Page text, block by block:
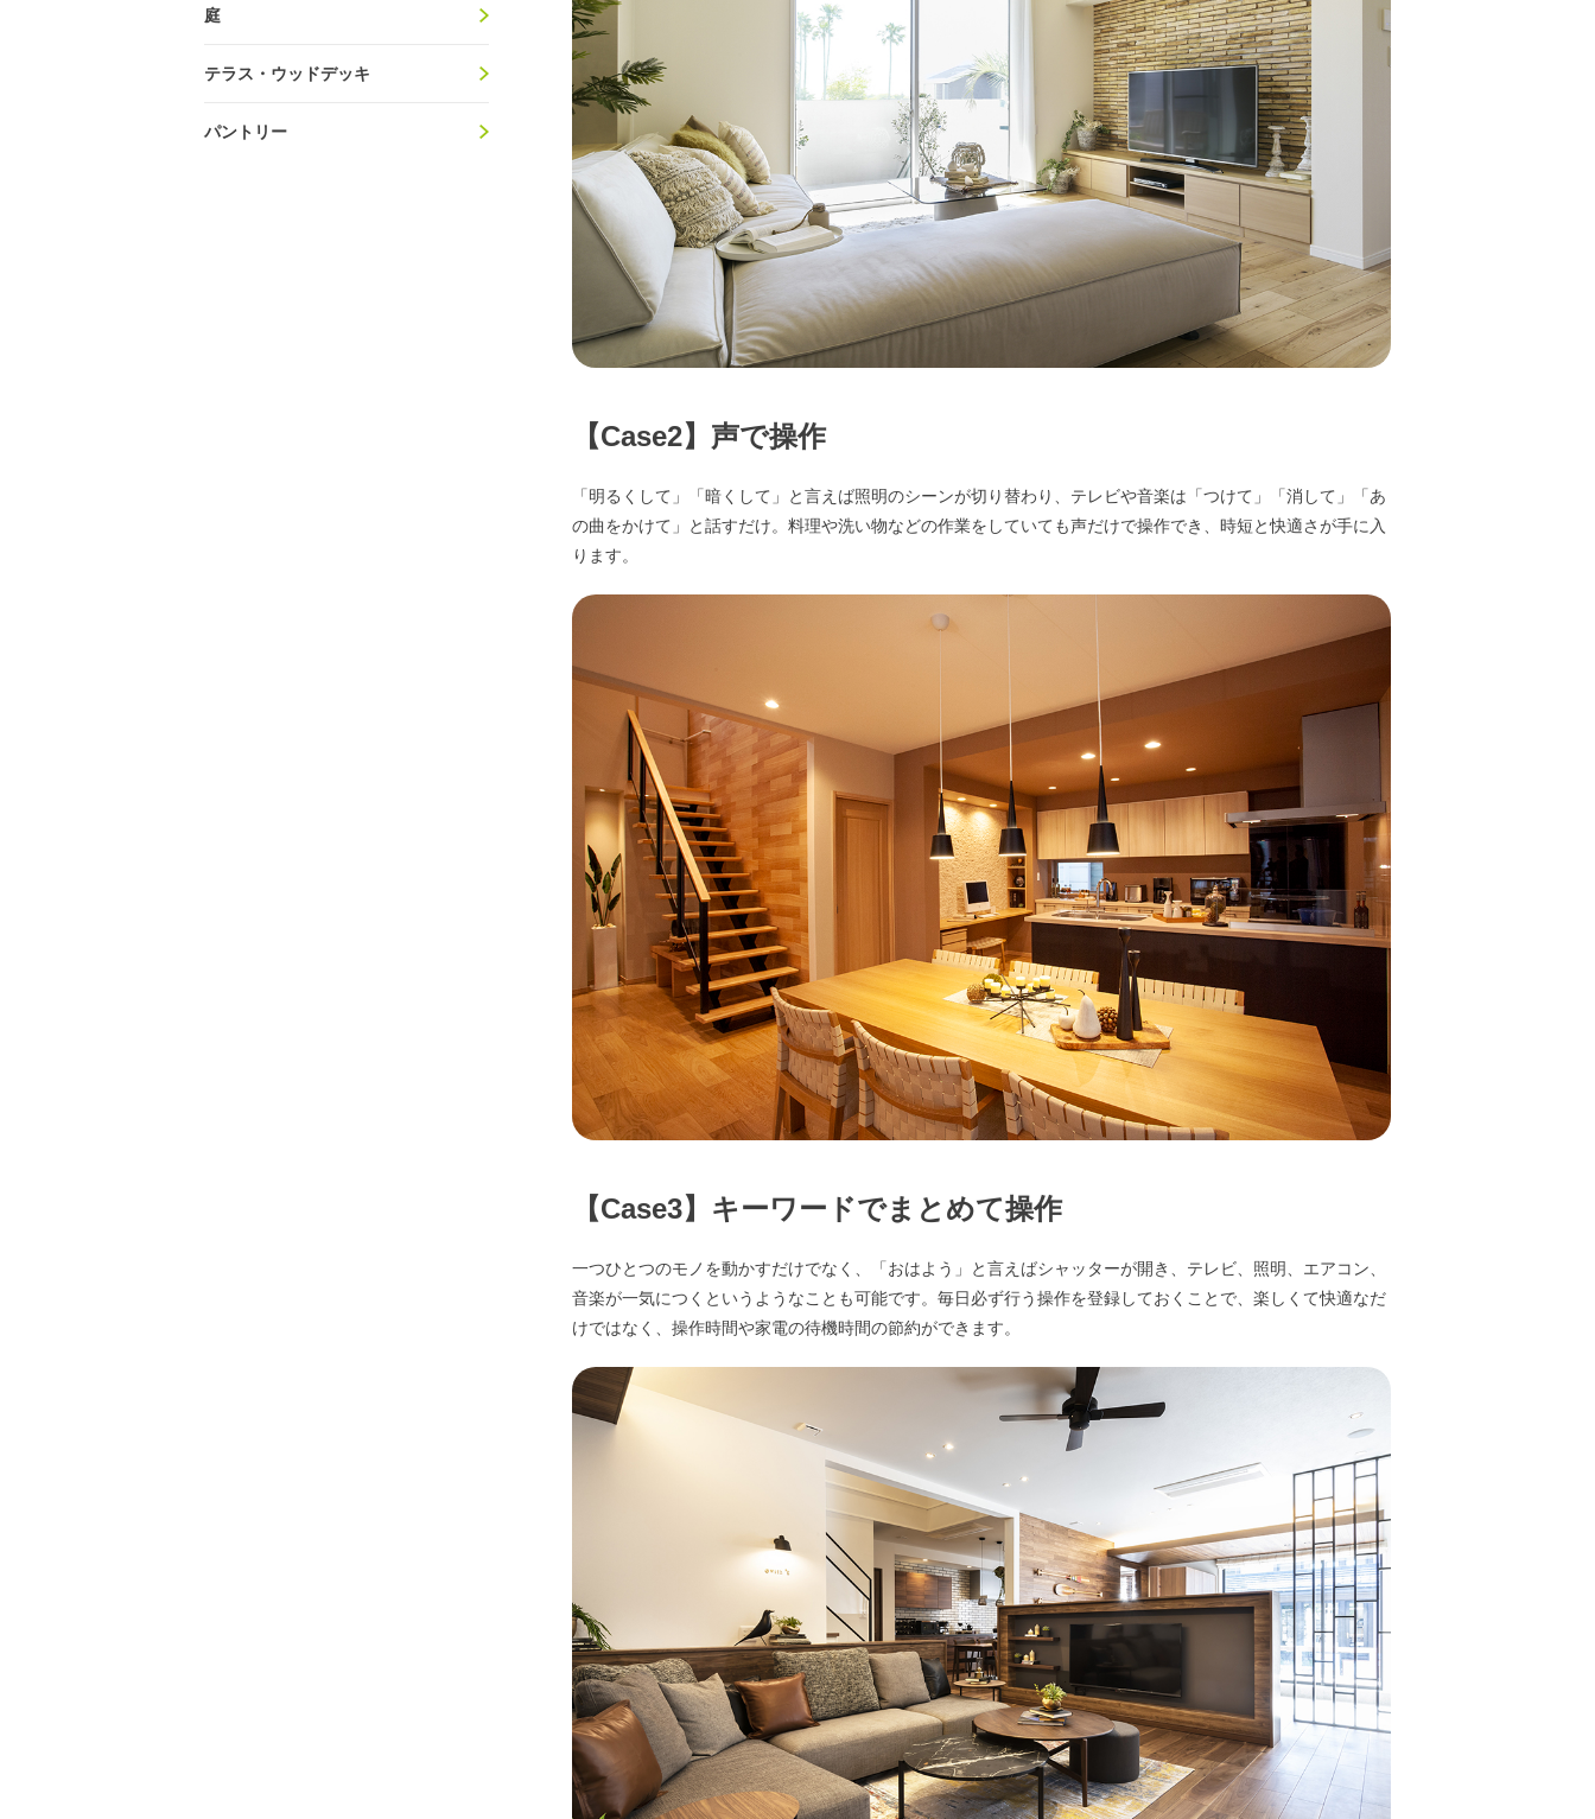
エリア限定商品
【Case2】声で操作
「明るくして」「暗くして」と言えば照明のシーンが切り替わり、テレビや音楽は「つけて」「消して」「あ
の曲をかけて」と話すだけ。料理や洗い物などの作業をしていても声だけで操作でき、時短と快適さが手に入
ります。
【Case3】キーワードでまとめて操作
一つひとつのモノを動かすだけでなく、「おはよう」と言えばシャッターが開き、テレビ、照明、エアコン、
音楽が一気につくというようなことも可能です。毎日必ず行う操作を登録しておくことで、楽しくて快適なだ
けではなく、操作時間や家電の待機時間の節約ができます。
庭
テラス・ウッドデッキ
パントリー